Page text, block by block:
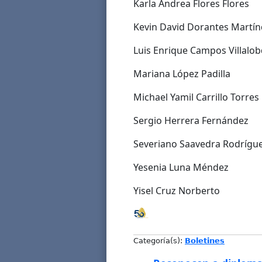
Karla Andrea Flores Flores
Kevin David Dorantes
Luis Enrique Campos
Mariana López Padilla
Michael Yamil Carrillo Torres
Sergio Herrera Fernández
Severiano Saavedra
Yesenia Luna Méndez
Yisel Cruz Norberto
Categoría(s): Boletines